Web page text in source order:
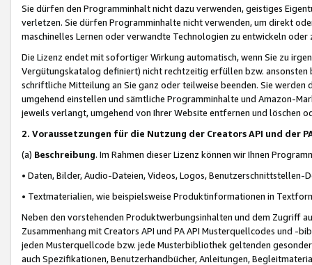
Sie dürfen den Programminhalt nicht dazu verwenden, geistiges
verletzen. Sie dürfen Programminhalte nicht verwenden, um direkt
maschinelles Lernen oder verwandte Technologien zu entwickeln
Die Lizenz endet mit sofortiger Wirkung automatisch, wenn Sie zu
Vergütungskatalog definiert) nicht rechtzeitig erfüllen bzw. ansonsten
schriftliche Mitteilung an Sie ganz oder teilweise beenden. Sie werden
umgehend einstellen und sämtliche Programminhalte und Amazon-
jeweils verlangt, umgehend von Ihrer Website entfernen und löschen
2. Voraussetzungen für die Nutzung der Creators API und der
(a) Beschreibung. Im Rahmen dieser Lizenz können wir Ihnen
• Daten, Bilder, Audio-Dateien, Videos, Logos, Benutzerschnittstellen-
• Textmaterialien, wie beispielsweise Produktinformationen in
Neben den vorstehenden Produktwerbungsinhalten und dem Zugriff
Zusammenhang mit Creators API und PA API Musterquellcodes und
jeden Musterquellcode bzw. jede Musterbibliothek geltenden
auch Spezifikationen, Benutzerhandbücher, Anleitungen,